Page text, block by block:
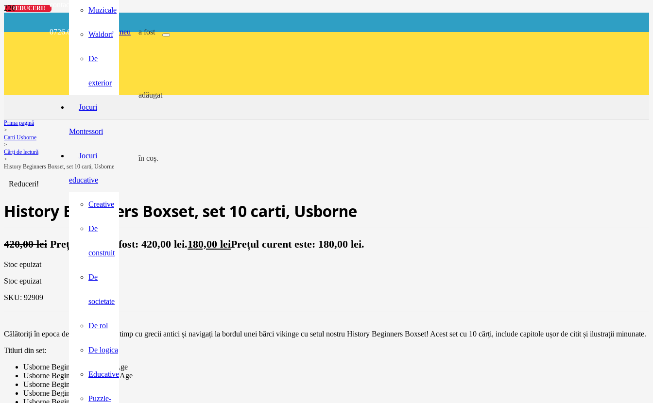
contact@buzunarel.ro
0726.697.486 meu a fost
adăugat
în coș.
Muzicale
Waldorf
De
exterior
Jocuri
Montessori
Jocuri
educative
Creative
De
construit
De
societate
De rol
De logica
Educative
Puzzle-
Prima pagină
>
Carti Usborne
>
Cărți de lectură
>
History Beginners Boxset, set 10 carti, Usborne
Reduceri!
History Beginners Boxset, set 10 carti, Usborne
420,00lei Prețul inițial a fost: 420,00 lei.180,00 leiPrețul curent este: 180,00 lei.
Stoc epuizat
Stoc epuizat
SKU: 92909
Călătoriți în epoca de piatră, petreceți timp cu grecii antici și navigați la bordul unei bărci vikinge cu setul nostru History Beginners Boxset! Acest set cu 10 cărți, include capitole ușor de citit și ilustrații minunate.
Titluri din set:
Usborne Beginners: The Iron Age
Usborne Beginners: The Stone Age
Usborne Beginners: Vikings
Usborne Beginners: Egyptians
REDUCERI!
REDUCERI!
REDUCERI!
REDUCERI!